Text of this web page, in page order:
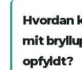
Hvordan
mit
opfyldt?